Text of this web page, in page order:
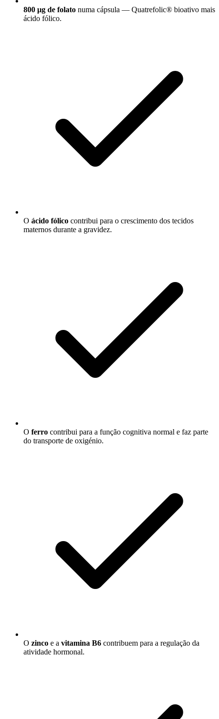
800 µg de folato numa cápsula — Quatrefolic® bioativo mais
ácido fólico.
O ácido fólico contribui para o crescimento dos tecidos
maternos durante a gravidez.
O ferro contribui para a função cognitiva normal e faz parte
do transporte de oxigénio.
O zinco e a vitamina B6 contribuem para a regulação da
atividade hormonal.